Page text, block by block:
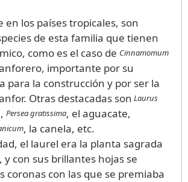
en los países tropicales, son
de esta familia que tienen
como es el caso de Cinnamomum
importante por su
para la construcción y por ser la
Otras destacadas son Laurus
Persea gratissima, el aguacate,
, la canela, etc.
el laurel era la planta sagrada
y con sus brillantes hojas se
coronas con las que se premiaba